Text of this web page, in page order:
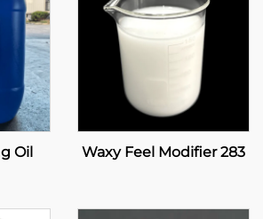
Oil
Waxy Feel Modifier 283